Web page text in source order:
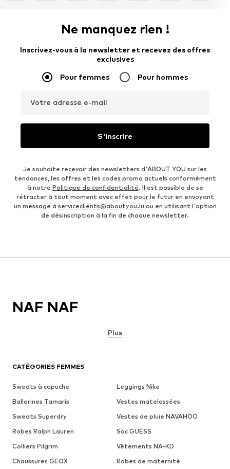
Ne manquez rien !
Inscrivez-vous à la newsletter et recevez des offres
exclusives
Pour femmes Pour hommes
Votre adresse e-mail
S'inscrire
Je souhaite recevoir des newsletters d'ABOUT YOU sur les
tendances, les offres et les codes promo actuels conformément
à notre Politique de confidentialité. Il est possible de se
rétracter à tout moment avec effet pour le futur en envoyant
un message à serviceclients@aboutyou.lu ou en utilisant l'option
de désinscription à la fin de chaque newsletter.
CATÉGORIES FEMMES
Sweats à capuche
Leggings Nike
Ballerines Tamaris
Vestes matelassées
Sweats Superdry
Vestes de pluie NAVAHOO
Robes Ralph Lauren
Sac GUESS
Colliers Pilgrim
Vêtements NA-KD
Chaussures GEOX
Robes de maternité
NAF NAF
Plus